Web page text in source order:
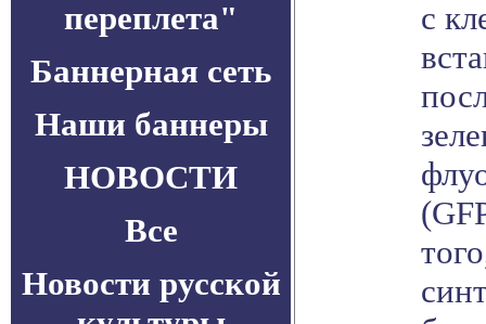
переплета"
Баннерная сеть
Наши баннеры
НОВОСТИ
Все
Новости русской
с